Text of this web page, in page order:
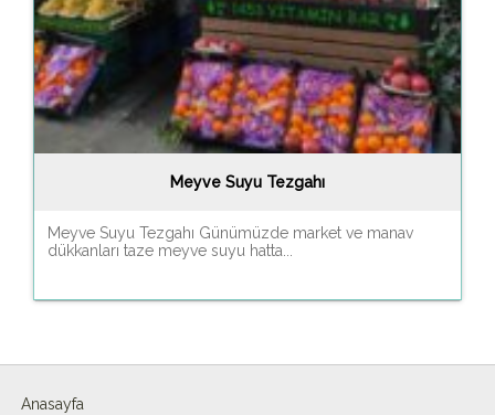
Meyve Suyu Tezgahı
Meyve Suyu Tezgahı Günümüzde market ve manav
dükkanları taze meyve suyu hatta...
Anasayfa